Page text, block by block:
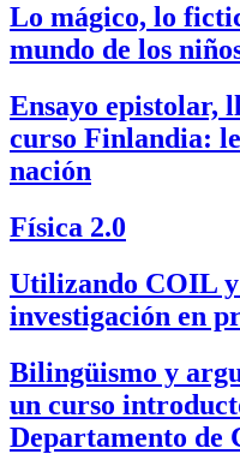
Lo mágico, lo
mundo de los
Ensayo epistolar,
curso Finlandia:
nación
Física 2.0
Utilizando COIL y
investigación en
Bilingüismo y
un curso
Departamento de